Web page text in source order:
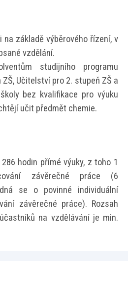
základě výběrového řízení, v
vzdělání.
studijního programu
Učitelství pro 2. stupeň ZŠ a
bez kvalifikace pro výuku
učit předmět chemie.
hodin přímé výuky, z toho 1
závěrečné práce (6
se o povinné individuální
závěrečné práce). Rozsah
na vzdělávání je min.